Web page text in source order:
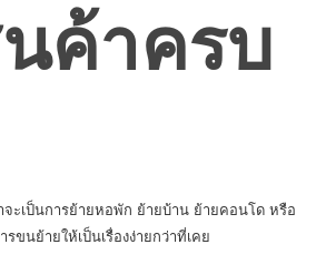
ค้าครบ
ะเป็นการย้ายหอพัก ย้ายบ้าน ย้ายคอนโด หรือ
นย้ายให้เป็นเรื่องง่ายกว่าที่เคย